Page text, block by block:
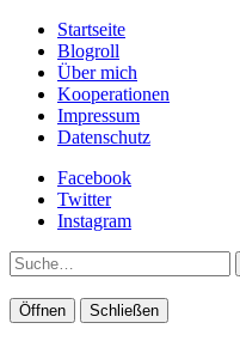
Startseite
Blogroll
Über mich
Kooperationen
Impressum
Datenschutz
Facebook
Twitter
Instagram
Suche
Öffnen Schließen